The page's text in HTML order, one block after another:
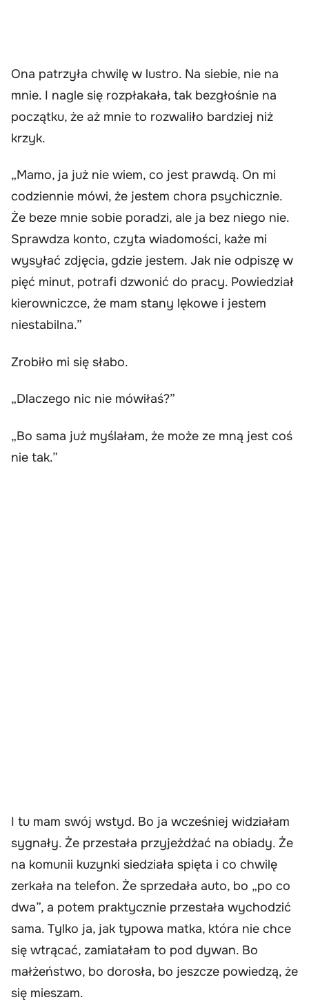
Ona patrzyła chwilę w lustro. Na siebie, nie na
mnie. I nagle się rozpłakała, tak bezgłośnie na
początku, że aż mnie to rozwaliło bardziej niż
krzyk.
„Mamo, ja już nie wiem, co jest prawdą. On mi
codziennie mówi, że jestem chora psychicznie.
Że beze mnie sobie poradzi, ale ja bez niego nie.
Sprawdza konto, czyta wiadomości, każe mi
wysyłać zdjęcia, gdzie jestem. Jak nie odpiszę w
pięć minut, potrafi dzwonić do pracy. Powiedział
kierowniczce, że mam stany lękowe i jestem
niestabilna.”
Zrobiło mi się słabo.
„Dlaczego nic nie mówiłaś?”
„Bo sama już myślałam, że może ze mną jest coś
nie tak.”
I tu mam swój wstyd. Bo ja wcześniej widziałam
sygnały. Że przestała przyjeżdżać na obiady. Że
na komunii kuzynki siedziała spięta i co chwilę
zerkała na telefon. Że sprzedała auto, bo „po co
dwa”, a potem praktycznie przestała wychodzić
sama. Tylko ja, jak typowa matka, która nie chce
się wtrącać, zamiatałam to pod dywan. Bo
małżeństwo, bo dorosła, bo jeszcze powiedzą, że
się mieszam.